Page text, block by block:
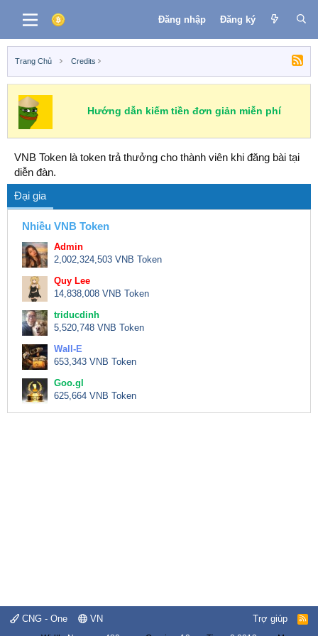
Đăng nhập Đăng ký
Trang Chủ Credits
Hướng dẫn kiếm tiền đơn giản miễn phí
VNB Token là token trả thưởng cho thành viên khi đăng bài tại
diễn đàn.
Đại gia
Nhiều VNB Token
Admin
2,002,324,503 VNB Token
Quy Lee
14,838,008 VNB Token
triducdinh
5,520,748 VNB Token
Wall-E
653,343 VNB Token
Goo.gl
625,664 VNB Token
CNG - One VN Trợ giúp
R